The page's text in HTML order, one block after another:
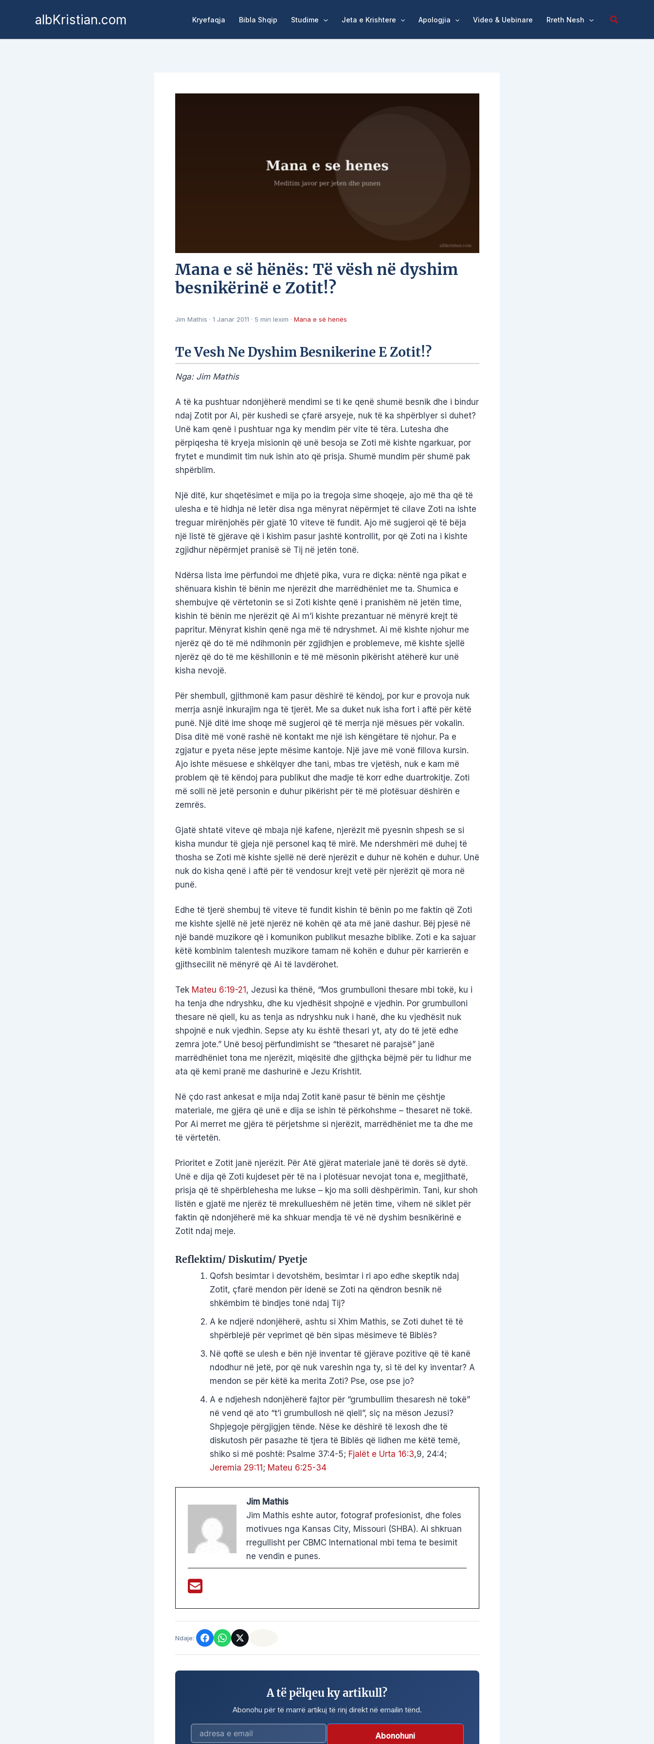
albKristian.com Kryefaqja Bibla Shqip Studime Jeta e Krishtere Apologjia Video & Uebinare Rreth Nesh
Mana e së hënës: Të vësh në dyshim
besnikërinë e Zotit!?
Jim Mathis · 1 Janar 2011 · 5 min lexim · Mana e së henës
Te Vesh Ne Dyshim Besnikerine E Zotit!?
Nga: Jim Mathis
A të ka pushtuar ndonjëherë mendimi se ti ke qenë shumë besnik dhe i bindur
ndaj Zotit por Ai, për kushedi se çfarë arsyeje, nuk të ka shpërblyer si duhet?
Unë kam qenë i pushtuar nga ky mendim për vite të tëra. Lutesha dhe
përpiqesha të kryeja misionin që unë besoja se Zoti më kishte ngarkuar, por
frytet e mundimit tim nuk ishin ato që prisja. Shumë mundim për shumë pak
shpërblim.
Një ditë, kur shqetësimet e mija po ia tregoja sime shoqeje, ajo më tha që të
ulesha e të hidhja në letër disa nga mënyrat nëpërmjet të cilave Zoti na ishte
treguar mirënjohës për gjatë 10 viteve të fundit. Ajo më sugjeroi që të bëja
një listë të gjërave që i kishim pasur jashtë kontrollit, por që Zoti na i kishte
zgjidhur nëpërmjet pranisë së Tij në jetën tonë.
Ndërsa lista ime përfundoi me dhjetë pika, vura re diçka: nëntë nga pikat e
shënuara kishin të bënin me njerëzit dhe marrëdhëniet me ta. Shumica e
shembujve që vërtetonin se si Zoti kishte qenë i pranishëm në jetën time,
kishin të bënin me njerëzit që Ai m’i kishte prezantuar në mënyrë krejt të
papritur. Mënyrat kishin qenë nga më të ndryshmet. Ai më kishte njohur me
njerëz që do të më ndihmonin për zgjidhjen e problemeve, më kishte sjellë
njerëz që do të me këshillonin e të më mësonin pikërisht atëherë kur unë
kisha nevojë.
Për shembull, gjithmonë kam pasur dëshirë të këndoj, por kur e provoja nuk
merrja asnjë inkurajim nga të tjerët. Me sa duket nuk isha fort i aftë për këtë
punë. Një ditë ime shoqe më sugjeroi që të merrja një mësues për vokalin.
Disa ditë më vonë rashë në kontakt me një ish këngëtare të njohur. Pa e
zgjatur e pyeta nëse jepte mësime kantoje. Një jave më vonë fillova kursin.
Ajo ishte mësuese e shkëlqyer dhe tani, mbas tre vjetësh, nuk e kam më
problem që të këndoj para publikut dhe madje të korr edhe duartrokitje. Zoti
më solli në jetë personin e duhur pikërisht për të më plotësuar dëshirën e
zemrës.
Gjatë shtatë viteve që mbaja një kafene, njerëzit më pyesnin shpesh se si
kisha mundur të gjeja një personel kaq të mirë. Me ndershmëri më duhej të
thosha se Zoti më kishte sjellë në derë njerëzit e duhur në kohën e duhur. Unë
nuk do kisha qenë i aftë për të vendosur krejt vetë për njerëzit që mora në
punë.
Edhe të tjerë shembuj të viteve të fundit kishin të bënin po me faktin që Zoti
me kishte sjellë në jetë njerëz në kohën që ata më janë dashur. Bëj pjesë në
një bandë muzikore që i komunikon publikut mesazhe biblike. Zoti e ka sajuar
këtë kombinim talentesh muzikore tamam në kohën e duhur për karrierën e
gjithsecilit në mënyrë që Ai të lavdërohet.
Tek Mateu 6:19-21 , Jezusi ka thënë, “Mos grumbulloni thesare mbi tokë, ku i
ha tenja dhe ndryshku, dhe ku vjedhësit shpojnë e vjedhin. Por grumbulloni
thesare në qiell, ku as tenja as ndryshku nuk i hanë, dhe ku vjedhësit nuk
shpojnë e nuk vjedhin. Sepse aty ku është thesari yt, aty do të jetë edhe
zemra jote.” Unë besoj përfundimisht se “thesaret në parajsë” janë
marrëdhëniet tona me njerëzit, miqësitë dhe gjithçka bëjmë për tu lidhur me
ata që kemi pranë me dashurinë e Jezu Krishtit.
Në çdo rast ankesat e mija ndaj Zotit kanë pasur të bënin me çështje
materiale, me gjëra që unë e dija se ishin të përkohshme – thesaret në tokë.
Por Ai merret me gjëra të përjetshme si njerëzit, marrëdhëniet me ta dhe me
të vërtetën.
Prioritet e Zotit janë njerëzit. Për Atë gjërat materiale janë të dorës së dytë.
Unë e dija që Zoti kujdeset për të na i plotësuar nevojat tona e, megjithatë,
prisja që të shpërblehesha me lukse – kjo ma solli dëshpërimin. Tani, kur shoh
listën e gjatë me njerëz të mrekullueshëm në jetën time, vihem në siklet për
faktin që ndonjëherë më ka shkuar mendja të vë në dyshim besnikërinë e
Zotit ndaj meje.
Reflektim/ Diskutim/ Pyetje
Qofsh besimtar i devotshëm, besimtar i ri apo edhe skeptik ndaj
Zotit, çfarë mendon për idenë se Zoti na qëndron besnik në
shkëmbim të bindjes tonë ndaj Tij?
A ke ndjerë ndonjëherë, ashtu si Xhim Mathis, se Zoti duhet të të
shpërblejë për veprimet që bën sipas mësimeve të Biblës?
Në qoftë se ulesh e bën një inventar të gjërave pozitive që të kanë
ndodhur në jetë, por që nuk vareshin nga ty, si të del ky inventar? A
mendon se për këtë ka merita Zoti? Pse, ose pse jo?
A e ndjehesh ndonjëherë fajtor për “grumbullim thesaresh në tokë”
në vend që ato “t’i grumbullosh në qiell”, siç na mëson Jezusi?
Shpjegoje përgjigjen tënde. Nëse ke dëshirë të lexosh dhe të
diskutosh për pasazhe të tjera të Biblës që lidhen me këtë temë,
shiko si më poshtë: Psalme 37:4-5; Fjalët e Urta 16:3,9, 24:4;
Jeremia 29:11 ; Mateu 6:25-34
Jim Mathis
Jim Mathis eshte autor, fotograf profesionist, dhe foles
motivues nga Kansas City, Missouri (SHBA). Ai shkruan
rregullisht per CBMC International mbi tema te besimit
ne vendin e punes.
Ndaje:
A të pëlqeu ky artikull?
Abonohu për të marrë artikuj të rinj direkt në emailin tënd.
Abonohuni